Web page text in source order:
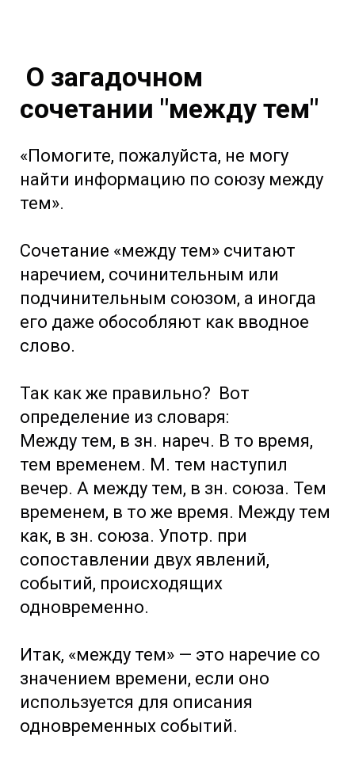
О загадочном
сочетании "между тем"
«Помогите, пожалуйста, не могу
найти информацию по союзу между
тем».
Сочетание «между тем» считают
наречием, сочинительным или
подчинительным союзом, а иногда
его даже обособляют как вводное
слово.
Так как же правильно? Вот
определение из словаря:
Между тем, в зн. нареч. В то время,
тем временем. М. тем наступил
вечер. А между тем, в зн. союза. Тем
временем, в то же время. Между тем
как, в зн. союза. Употр. при
сопоставлении двух явлений,
событий, происходящих
одновременно.
Итак, «между тем» — это наречие со
значением времени, если оно
используется для описания
одновременных событий.